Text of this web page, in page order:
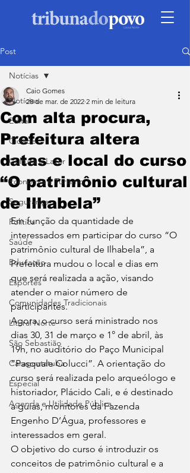
Post
Notícias
Edital
Cidade
Cultura e Lazer
Economia e Turismo
Segurança
Política
Saúde
Educação
Esportes
Comunidades Tradicionais
Litoral Norte
São Sebastião
Caraguatatuba
Especial
Agenda e Utilidade Pública
Notícias
Com alta procura,
Prefeitura altera
datas e local do curso
“O patrimônio cultural
de Ilhabela”
Caio Gomes
28 de mar. de 2022 2 min de leitura
Em função da quantidade de
interessados em participar do curso “O
patrimônio cultural de Ilhabela”, a
Prefeitura mudou o local e dias em
que será realizada a ação, visando
atender o maior número de
participantes.
Agora, o curso será ministrado nos
dias 30, 31 de março e 1° de abril, às
19h, no auditório do Paço Municipal
“Pasquale Colucci”. A orientação do
curso será realizada pelo arqueólogo e
historiador, Plácido Cali, e é destinado
a guias, monitores da Fazenda
Engenho D’Água, professores e
interessados em geral.
O objetivo do curso é introduzir os
conceitos de patrimônio cultural e a